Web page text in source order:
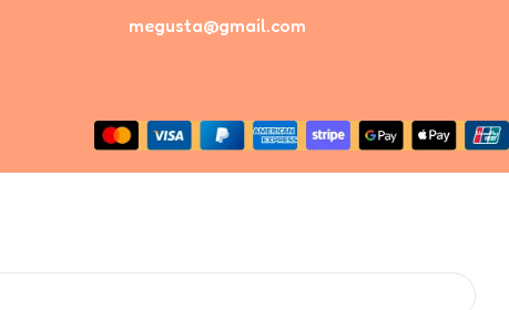
megusta@gmail.com